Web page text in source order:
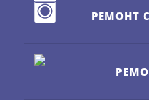
РЕМОНТ